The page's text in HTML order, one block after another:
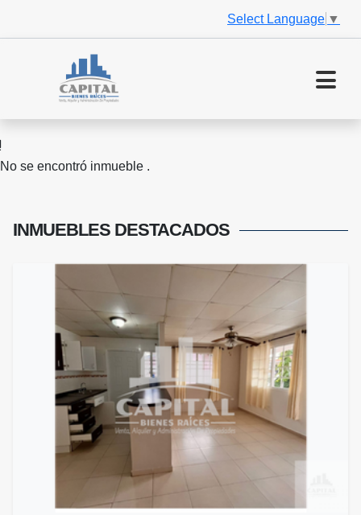
Select Language ▼
No se encontró inmueble .
INMUEBLES DESTACADOS